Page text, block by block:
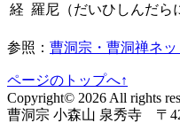
経 羅尼（だいひしんだら
参照： 曹洞宗・曹洞禅ネッ
ページのトップへ↑
Copyright© 2026 All rights
曹洞宗 小森山 泉秀寺 〒